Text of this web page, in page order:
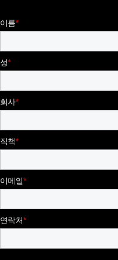
이름
성
회사
직책
이메일
연락처